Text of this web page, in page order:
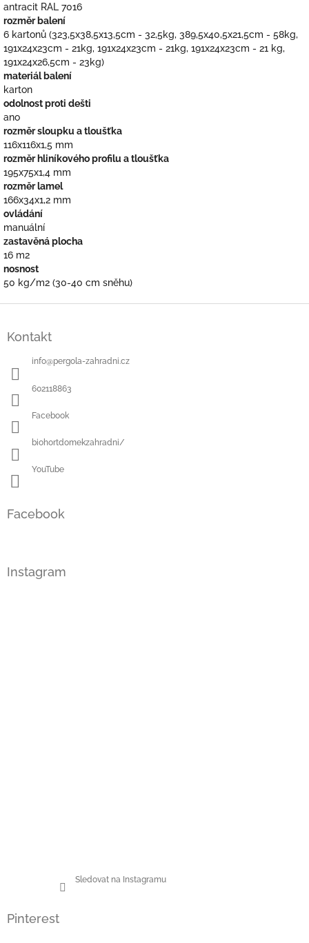
antracit RAL 7016
rozměr balení
6 kartonů (323,5x38,5x13,5cm - 32,5kg, 389,5x40,5x21,5cm - 58kg,
191x24x23cm - 21kg, 191x24x23cm - 21kg, 191x24x23cm - 21 kg,
191x24x26,5cm - 23kg)
materiál balení
karton
odolnost proti dešti
ano
rozměr sloupku a tloušťka
116x116x1,5 mm
rozměr hliníkového profilu a tloušťka
195x75x1,4 mm
rozměr lamel
166x34x1,2 mm
ovládání
manuální
zastavěná plocha
16 m2
nosnost
50 kg/m2 (30-40 cm sněhu)
Kontakt
info@pergola-zahradni.cz
602118863
Facebook
biohortdomekzahradni/
YouTube
Facebook
Instagram
Sledovat na Instagramu
Pinterest